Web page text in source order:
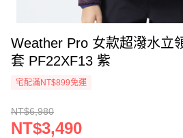
Weather Pro 女款超潑水立
套 PF22XF13 紫
宅配滿NT$899免運
NT$6,980
NT$3,490